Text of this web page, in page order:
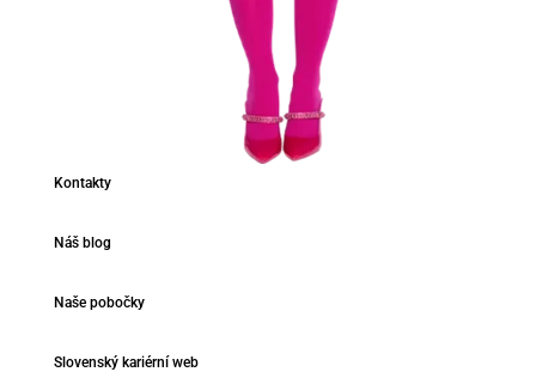
Kontakty
Náš blog
Naše pobočky
Slovenský kariérní web